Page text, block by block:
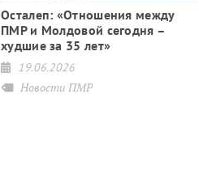
Осталеп: «Отношения между
ПМР и Молдовой сегодня –
худшие за 35 лет»
19.06.2026
Новости ПМР